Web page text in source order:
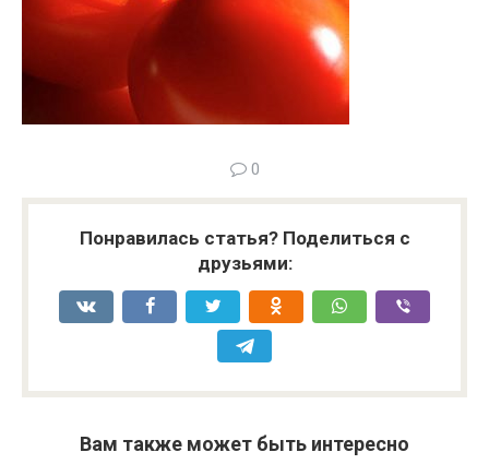
0
Понравилась статья? Поделиться с
друзьями:
Вам также может быть интересно